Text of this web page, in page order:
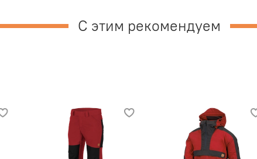
С этим рекомендуем